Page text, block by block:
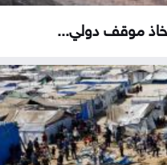
موقف دولي...